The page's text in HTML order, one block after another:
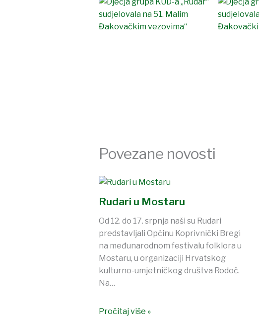
Povezane novosti
Rudari u Mostaru
Od 12. do 17. srpnja naši su Rudari
predstavljali Općinu Koprivnički Bregi
na međunarodnom festivalu folklora u
Mostaru, u organizaciji Hrvatskog
kulturno-umjetničkog društva Rodoč.
Na…
Pročitaj više »